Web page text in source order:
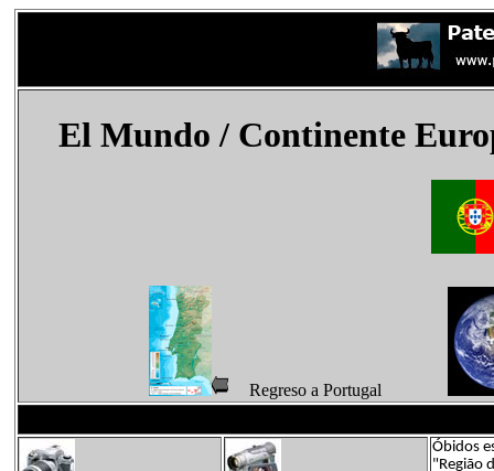
El Mundo/ Continente
Regreso a Portugal
Óbidos
"Região